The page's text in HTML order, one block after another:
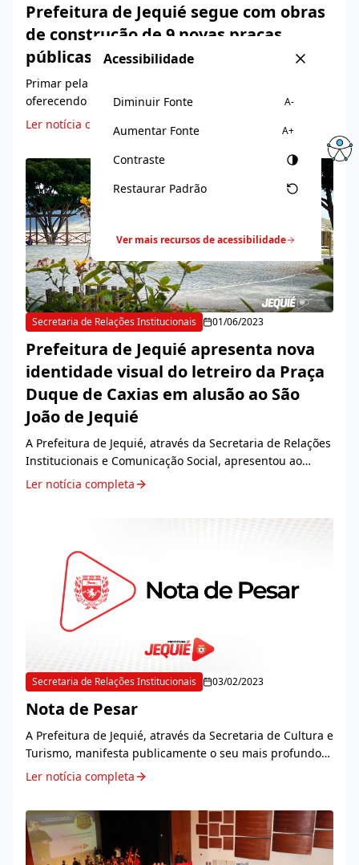
Prefeitura de Jequié segue com obras
de construção de 9 novas praças
públicas
Primar pela qualidade de vida dos jequieenses,
oferecendo melhorias na infraestrutura do município
tem sido um dos propósitos da Prefeitura de Jequié,
através da Secretaria...
Ler notícia completa
Secretaria de Relações Institucionais 01/06/2023
Prefeitura de Jequié apresenta nova
identidade visual do letreiro da Praça
Duque de Caxias em alusão ao São
João de Jequié
A Prefeitura de Jequié, através da Secretaria de Relações
Institucionais e Comunicação Social, apresentou ao
público, nesta quarta-feira, 31, a nova id...
Ler notícia completa
Secretaria de Relações Institucionais 03/02/2023
Nota de Pesar
A Prefeitura de Jequié, através da Secretaria de Cultura e
Turismo, manifesta publicamente o seu mais profundo
pesar pelo falecimento de Francisney Vieira. Membro do
Rotary Club Jequi...
Ler notícia completa
Acessibilidade
Diminuir Fonte A-
Aumentar Fonte A+
Contraste
Restaurar Padrão
Ver mais recursos de acessibilidade